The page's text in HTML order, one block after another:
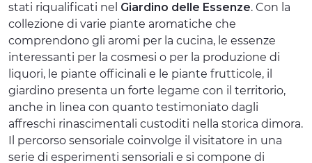
stati riqualificati nel Giardino delle Essenze. Con la
collezione di varie piante aromatiche che
comprendono gli aromi per la cucina, le essenze
interessanti per la cosmesi o per la produzione di
liquori, le piante officinali e le piante frutticole, il
giardino presenta un forte legame con il territorio,
anche in linea con quanto testimoniato dagli
affreschi rinascimentali custoditi nella storica dimora.
Il percorso sensoriale coinvolge il visitatore in una
serie di esperimenti sensoriali e si compone di